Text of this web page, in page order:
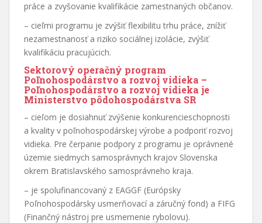
práce a zvyšovanie kvalifikácie zamestnaných občanov.
– cieľmi programu je zvýšiť flexibilitu trhu práce, znížiť
nezamestnanosť a riziko sociálnej izolácie, zvýšiť
kvalifikáciu pracujúcich.
Sektorový operačný program
Poľnohospodárstvo a rozvoj vidieka –
Poľnohospodárstvo a rozvoj vidieka je
Ministerstvo pôdohospodárstva SR
– cieľom je dosiahnuť zvýšenie konkurencieschopnosti
a kvality v poľnohospodárskej výrobe a podporiť rozvoj
vidieka. Pre čerpanie podpory z programu je oprávnené
územie siedmych samosprávnych krajov Slovenska
okrem Bratislavského samosprávneho kraja.
– je spolufinancovaný z EAGGF (Európsky
Poľnohospodársky usmerňovací a záručný fond) a FIFG
(Finančný nástroj pre usmernenie rybolovu).